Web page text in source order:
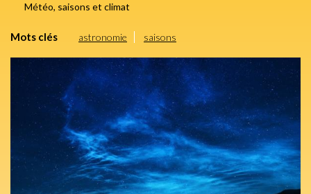
Météo, saisons et climat
Mots clés astronomie saisons